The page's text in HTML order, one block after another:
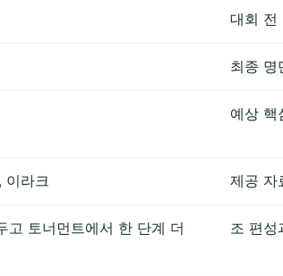
대회 전
최종 명
예상 핵
이라크 제공 자
고 토너먼트에서 한 단계 더
조 편성